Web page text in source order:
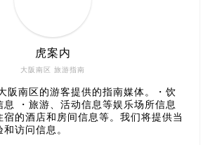
大阪南区 旅游指南
虎案内
阪南区的游客提供的指南媒体。・饮
息 ・旅游、活动信息等娱乐场所信息
宿的酒店和房间信息等。我们将提供当
访问信息。